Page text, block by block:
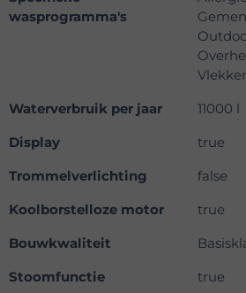
wasprogramma's
Waterverbruik per jaar
11000 l
Display
true
Trommelverlichting
false
Koolborstelloze motor
true
Bouwkwaliteit
Stoomfunctie
true